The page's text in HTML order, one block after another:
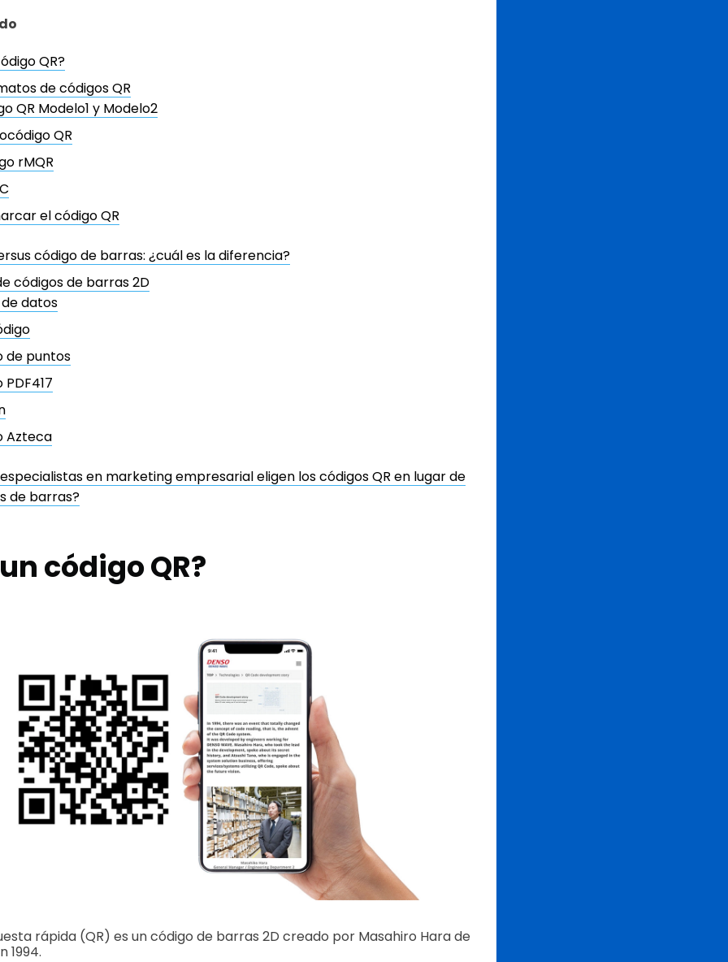
QR?
de códigos QR
QR Modelo1 y Modelo2
QR
rMQR
el código QR
código de barras: ¿cuál es la diferencia?
códigos de barras 2D
datos
de puntos
Azteca
en marketing empresarial eligen los códigos QR en lugar de
de barras?
código QR?
rápida (QR) es un código de barras 2D creado por Masahiro Hara de
1994.